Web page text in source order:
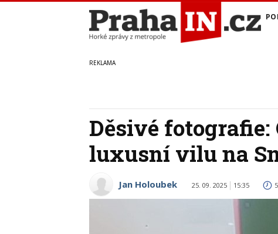
Děsivé
luxusní vilu na
Jan Holoubek 25. 09. 2025 15:35